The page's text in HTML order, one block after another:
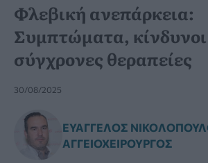
Φλεβική ανεπάρκεια:
Συμπτώματα, κίνδυνοι
σύγχρονες θεραπείες
30/08/2025
ΕΥΆΓΓΕΛΟΣ
ΑΓΓΕΙΟΧΕΙΡΟΥΡΓΌΣ